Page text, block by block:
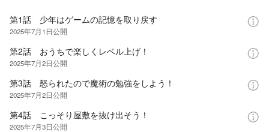
第1話 少年はゲームの記憶を取り戻す
2025年7月1日公開
第2話 おうちで楽しくレベル上げ！
2025年7月2日公開
第3話 怒られたので魔術の勉強をしよう！
2025年7月2日公開
第4話 こっそり屋敷を抜け出そう！
2025年7月3日公開